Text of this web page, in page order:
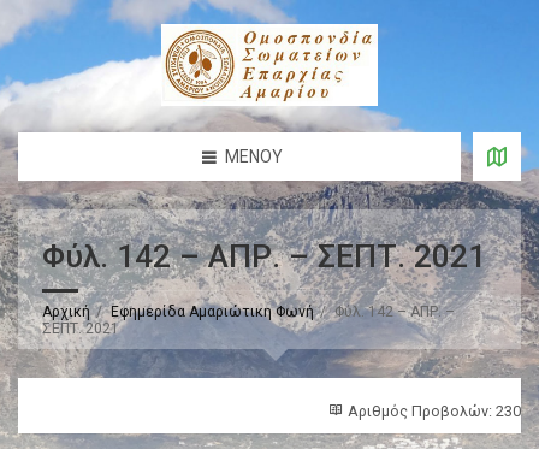
ΜΕΝΟΎ
Φύλ. 142 – ΑΠΡ. – ΣΕΠΤ. 2021
Αρχική Εφημερίδα Αμαριώτικη Φωνή
Φύλ. 142 – ΑΠΡ. –
ΣΕΠΤ. 2021
Αριθμός Προβολών: 230